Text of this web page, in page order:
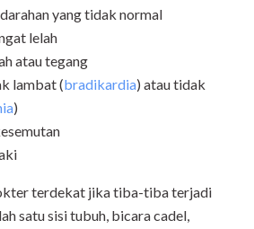
yang tidak normal
lelah
atau tegang
lambat (bradikardia) atau tidak
)
terdekat jika tiba-tiba terjadi
satu sisi tubuh, bicara cadel,